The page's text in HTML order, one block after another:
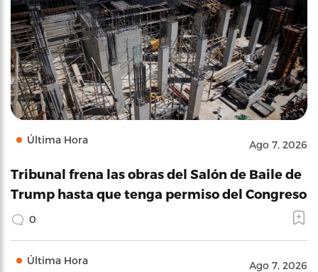
Última Hora Ago 7, 2026
Tribunal frena las obras del Salón de Baile de
Trump hasta que tenga permiso del Congreso
0
Última Hora Ago 7, 2026